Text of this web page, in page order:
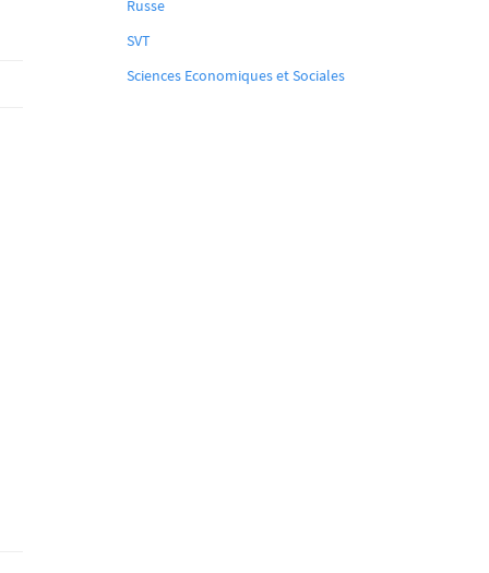
Russe
SVT
Sciences Economiques et Sociales